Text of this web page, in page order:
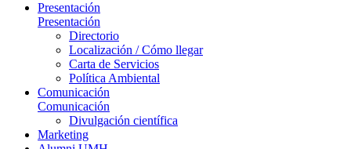
Presentación
Presentación
Directorio
Localización / Cómo llegar
Carta de Servicios
Política Ambiental
Comunicación
Comunicación
Divulgación científica
Marketing